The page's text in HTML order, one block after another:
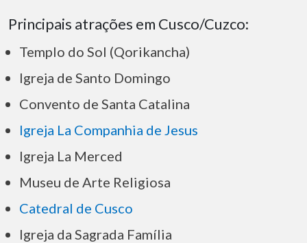
Principais atrações em Cusco/Cuzco:
Templo do Sol (Qorikancha)
Igreja de Santo Domingo
Convento de Santa Catalina
Igreja La Companhia de Jesus
Igreja La Merced
Museu de Arte Religiosa
Catedral de Cusco
Igreja da Sagrada Família